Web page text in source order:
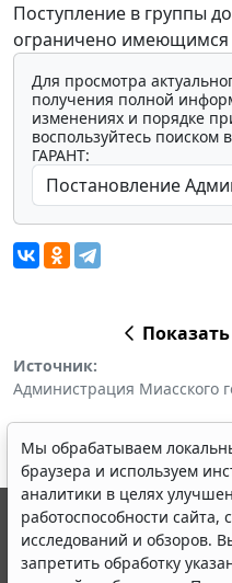
Поступление в группы
ограничено имеющимся
Для просмотра
получения полной
изменениях и порядке
воспользуйтесь
ГАРАНТ:
Источник:
Администрация Миасского
Мы обрабатываем
браузера и используем
аналитики в целях
работоспособности сайта,
исследований и обзоров.
запретить обработку
© ООО "НПП "ГАРАНТ-
выпускается с 1990 года.